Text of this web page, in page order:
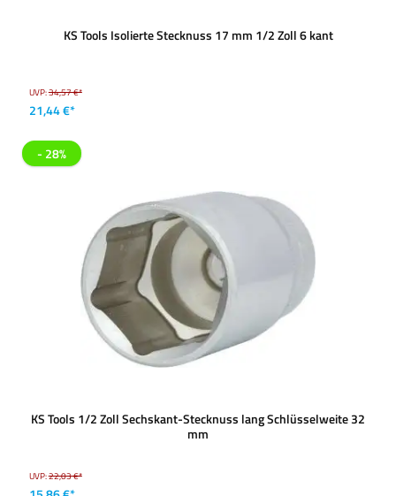
KS Tools Isolierte Stecknuss 17 mm 1/2 Zoll 6 kant
UVP:34,57 €*
21,44 €*
- 28%
KS Tools 1/2 Zoll Sechskant-Stecknuss lang Schlüsselweite 32
mm
UVP:22,03 €*